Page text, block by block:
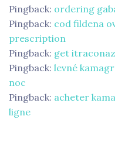
Pingback: ordering
Pingback: cod fildena
prescription
Pingback: get
Pingback: levné
noc
Pingback: acheter
ligne